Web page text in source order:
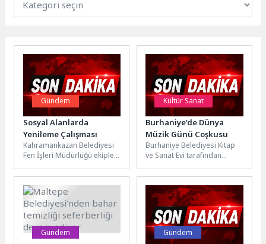
Gündem
Sosyal Alanlarda
Yenileme Çalışması
Kahramankazan Belediyesi
Fen İşleri Müdürlüğü ekipleri,
düzenli ve konforlu
alanlarda vakit
geçirebilmesi...
Kültür Sanat
Burhaniye’de Dünya
Müzik Günü Coşkusu
Burhaniye Belediyesi Kitap
ve Sanat Evi tarafından
kapsamında Reha Yurdakul
Kültür Merkezi’nde...
Gündem Gündem